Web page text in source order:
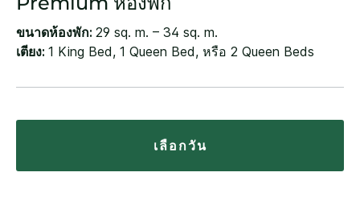
ขนาดห้องพัก: 29 sq. m. – 34 sq. m.
เตียง: 1 King Bed, 1 Queen Bed, หรือ 2 Queen Beds
เลือกวัน